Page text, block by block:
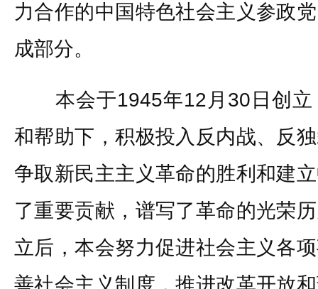
力合作的中国特色社会主义参政
成部分。
本会于1945年12月30日创立
和帮助下，积极投入反内战、反
争取新民主主义革命的胜利和建
了重要贡献，谱写了革命的光荣
立后，本会努力促进社会主义各
善社会主义制度，推进改革开放